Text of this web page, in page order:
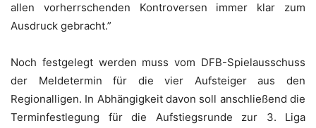
allen vorherrschenden Kontroversen immer klar zum
Ausdruck gebracht.”
Noch festgelegt werden muss vom DFB-Spielausschuss
der Meldetermin für die vier Aufsteiger aus den
Regionalligen. In Abhängigkeit davon soll anschließend die
Terminfestlegung für die Aufstiegsrunde zur 3. Liga